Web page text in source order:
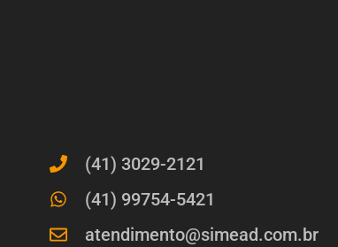
(41) 3029-2121
(41) 99754-5421
atendimento@simead.com.br